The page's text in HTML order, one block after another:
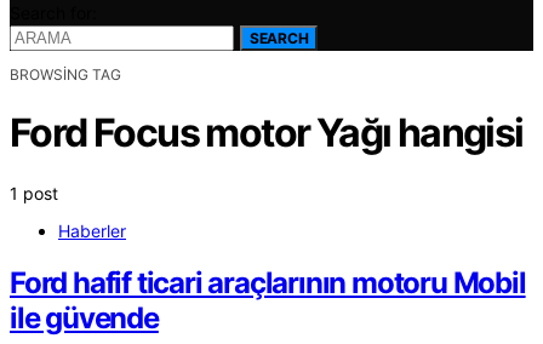
SEARCH
BROWSING TAG
Ford Focus motor Yağı hangisi
1 post
Haberler
Ford hafif ticari araçlarının motoru Mobil
ile güvende